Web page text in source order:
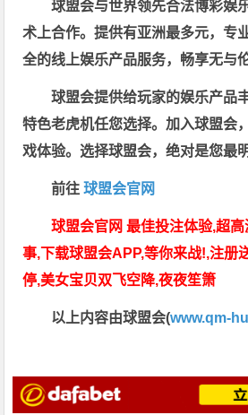
球盟会与世界领先合法博彩娱
术上合作。提供有亚洲最多元，专
全的线上娱乐产品服务，畅享无与
球盟会提供给玩家的娱乐产品
特色老虎机任您选择。加入球盟会
戏体验。选择球盟会，绝对是您最
前往 球盟会官网
球盟会官网 最佳投注体验,超
事,下载球盟会APP,等你来战!,注册
停,美女宝贝双飞空降,夜夜笙箫
以上内容由球盟会(www.qm-